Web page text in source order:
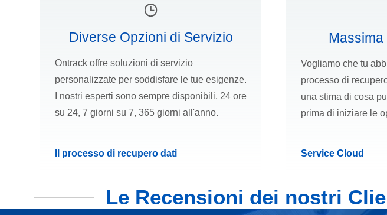
Diverse Opzioni di Servizio
Ontrack offre soluzioni di servizio
personalizzate per soddisfare le tue esigenze.
I nostri esperti sono sempre disponibili, 24 ore
su 24, 7 giorni su 7, 365 giorni all'anno.
Il processo di recupero dati
Vogliamo che tu
processo di
una stima di cosa
prima di iniziare le
Service Cloud
Le Recensioni dei nostri